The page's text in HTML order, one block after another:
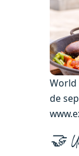
World
de
🤝